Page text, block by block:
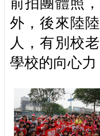
外，後來陸
人，有別校
學校的向心